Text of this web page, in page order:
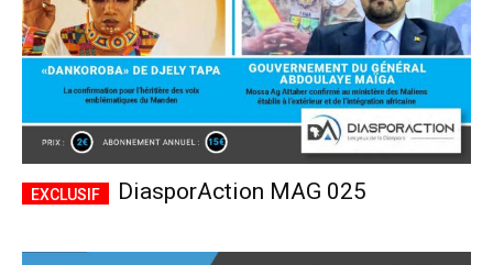
DiasporAction MAG 025